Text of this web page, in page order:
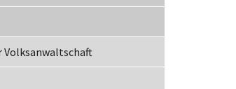
Volksanwaltschaft